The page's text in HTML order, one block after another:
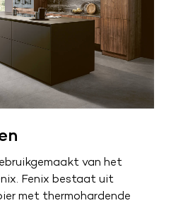
van het
Fenix bestaat uit
met thermohardende